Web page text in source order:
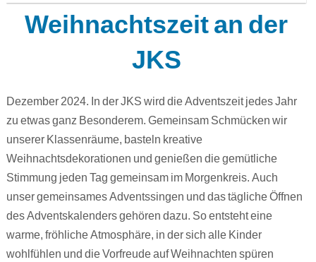
Weihnachtszeit an der
JKS
Dezember 2024. In der JKS wird die Adventszeit jedes Jahr
zu etwas ganz Besonderem. Gemeinsam Schmücken wir
unserer Klassenräume, basteln kreative
Weihnachtsdekorationen und genießen die gemütliche
Stimmung jeden Tag gemeinsam im Morgenkreis. Auch
unser gemeinsames Adventssingen und das tägliche Öffnen
des Adventskalenders gehören dazu. So entsteht eine
warme, fröhliche Atmosphäre, in der sich alle Kinder
wohlfühlen und die Vorfreude auf Weihnachten spüren